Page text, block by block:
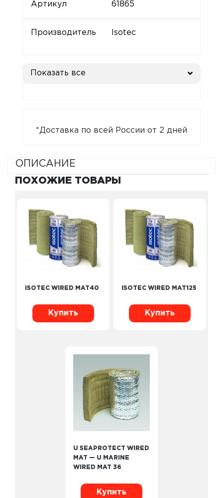
Артикул 61865
Производитель Isotec
Показать все
*Доставка по всей России от 2 дней
ОПИСАНИЕ
ПОХОЖИЕ ТОВАРЫ
ISOTEC WIRED MAT40
Купить
ISOTEC WIRED MAT125
Купить
U SEAPROTECT WIRED
MAT — U MARINE
WIRED MAT 36
Купить